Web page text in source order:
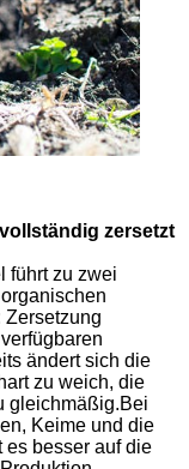
zersetzt
führt zu zwei
Zersetzung
ändert sich die
zu weich, die
gleichmäßig.Bei
Keime und die
es besser auf die